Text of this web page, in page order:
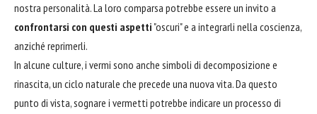
nostra personalità. La loro comparsa potrebbe essere un invito a
confrontarsi con questi aspetti "oscuri" e a integrarli nella coscienza,
anziché reprimerli.
In alcune culture, i vermi sono anche simboli di decomposizione e
rinascita, un ciclo naturale che precede una nuova vita. Da questo
punto di vista, sognare i vermetti potrebbe indicare un processo di